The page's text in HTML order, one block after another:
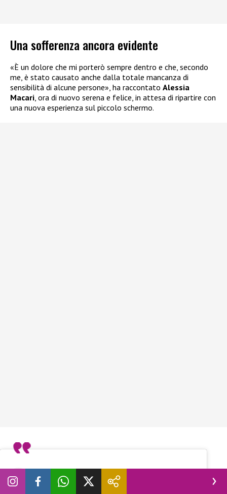
Una sofferenza ancora evidente
«È un dolore che mi porterò sempre dentro e che, secondo
me, è stato causato anche dalla totale mancanza di
sensibilità di alcune persone», ha raccontato Alessia
Macari , ora di nuovo serena e felice, in attesa di ripartire con
una nuova esperienza sul piccolo schermo.